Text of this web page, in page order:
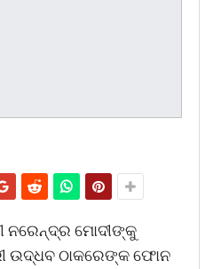
ନରେନ୍ଦ୍ର ମୋଦୀଙ୍କୁ
ଉଦ୍ଧବ ଠାକରେଙ୍କ ଫୋନ